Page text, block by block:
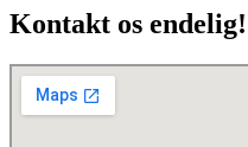
Kontakt os endelig!